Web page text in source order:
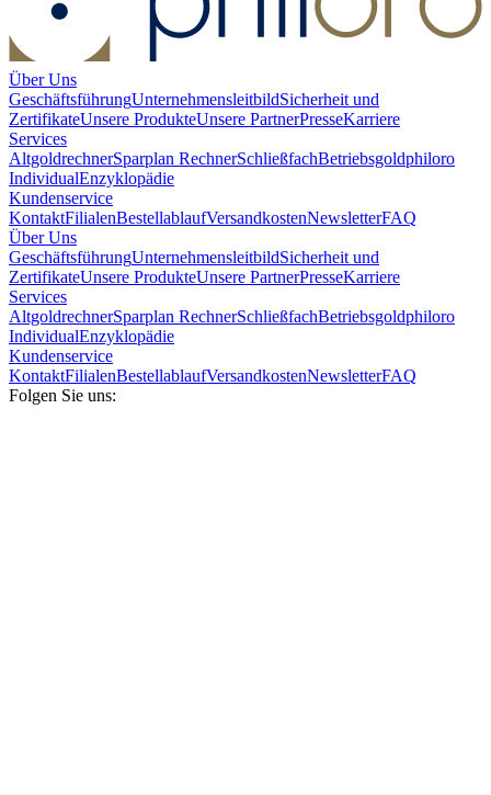
Über Uns
GeschäftsführungUnternehmensleitbildSicherheit und
ZertifikateUnsere ProdukteUnsere PartnerPresseKarriere
Services
AltgoldrechnerSparplan RechnerSchließfachBetriebsgoldphiloro
IndividualEnzyklopädie
Kundenservice
KontaktFilialenBestellablaufVersandkostenNewsletterFAQ
Über Uns
GeschäftsführungUnternehmensleitbildSicherheit und
ZertifikateUnsere ProdukteUnsere PartnerPresseKarriere
Services
AltgoldrechnerSparplan RechnerSchließfachBetriebsgoldphiloro
IndividualEnzyklopädie
Kundenservice
KontaktFilialenBestellablaufVersandkostenNewsletterFAQ
Folgen Sie uns: